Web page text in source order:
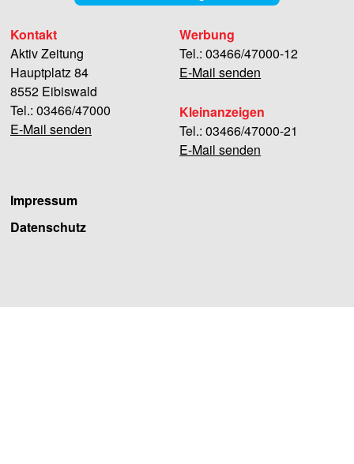
Kontakt
Aktiv Zeitung
Hauptplatz 84
8552 Eibiswald
Tel.: 03466/47000
E-Mail senden
Werbung
Tel.: 03466/47000-12
E-Mail senden
Kleinanzeigen
Tel.: 03466/47000-21
E-Mail senden
Impressum
Datenschutz